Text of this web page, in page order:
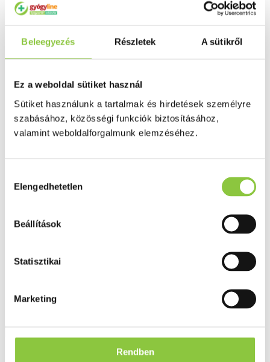
Beleegyezés Részletek A sütikről
Ez a weboldal sütiket használ
Sütiket használunk a tartalmak és hirdetések személyre
szabásához, közösségi funkciók biztosításához,
valamint weboldalforgalmunk elemzéséhez.
kiválasztása
Elengedhetetlen
Beállítások
Statisztikai
Marketing
Rendben
Fogamzásgátlás, síkosítók, potencia
Fertőzések, hüvelyflóra helyreállítás
Inkontinencia
Prosztata
Szív és érrrendszer
Aranyér
Visszér
Koleszterinszint csökkentők, omega 3
Szájvíz
Egészség ajándékba